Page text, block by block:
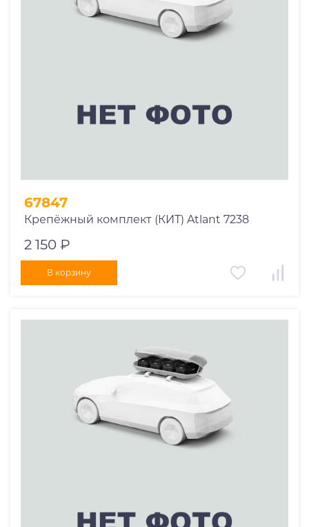
67847
Крепёжный комплект (КИТ) Atlant 7238
2 150 ₽
В корзину